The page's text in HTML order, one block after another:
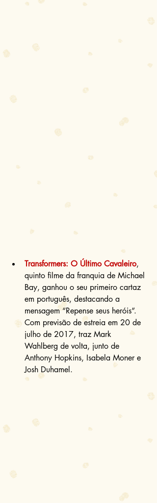
Transformers: O Último Cavaleiro,
quinto filme da franquia de Michael
Bay, ganhou o seu primeiro cartaz
em português, destacando a
mensagem “Repense seus heróis”.
Com previsão de estreia em 20 de
julho de 2017, traz Mark
Wahlberg de volta, junto de
Anthony Hopkins, Isabela Moner e
Josh Duhamel.